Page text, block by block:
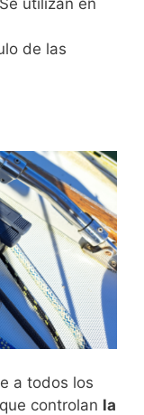
de las
a todos los
controlan la